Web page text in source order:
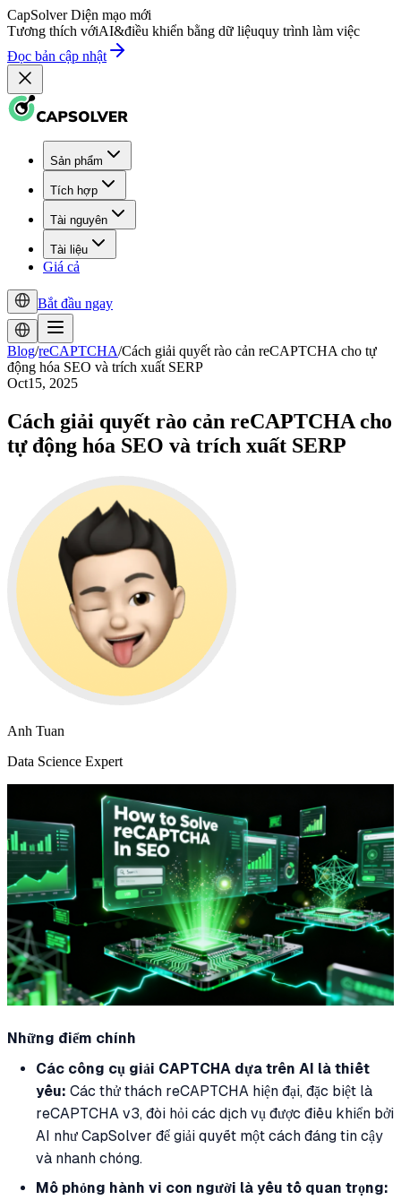
CapSolver Diện mạo mới
Tương thích vớiAI&điều khiển bằng dữ liệuquy trình làm việc
Đọc bản cập nhật
Sản phẩm
Tích hợp
Tài nguyên
Tài liệu
Giá cả
Bắt đầu ngay
Blog/reCAPTCHA/Cách giải quyết rào cản reCAPTCHA cho tự
động hóa SEO và trích xuất SERP
Oct15, 2025
Cách giải quyết rào cản reCAPTCHA cho
tự động hóa SEO và trích xuất SERP
Anh Tuan
Data Science Expert
Những điểm chính
Các công cụ giải CAPTCHA dựa trên AI là thiết
yếu: Các thử thách reCAPTCHA hiện đại, đặc biệt là
reCAPTCHA v3, đòi hỏi các dịch vụ được điều khiển bởi
AI như CapSolver để giải quyết một cách đáng tin cậy
và nhanh chóng.
Mô phỏng hành vi con người là yếu tố quan trọng: